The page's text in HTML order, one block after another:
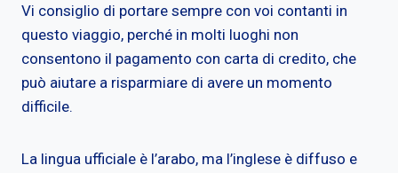
Vi consiglio di portare sempre con voi contanti in
questo viaggio, perché in molti luoghi non
consentono il pagamento con carta di credito, che
può aiutare a risparmiare di avere un momento
difficile.
La lingua ufficiale è l’arabo, ma l’inglese è diffuso e